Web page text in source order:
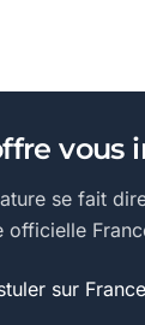
vous
se fait
officielle
sur